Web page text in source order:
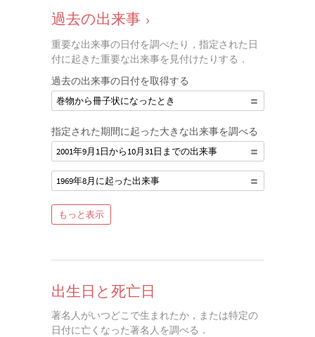
過去の出来事 ›
重要な出来事の日付を調べたり，指定された日
付に起きた重要な出来事を見付けたりする．
過去の出来事の日付を取得する
巻物から冊子状になったとき
指定された期間に起った大きな出来事を調べる
2001年9月1日から10月31日までの出来事
1969年8月に起った出来事
もっと表示
出生日と死亡日
著名人がいつどこで生まれたか，または特定の
日付に亡くなった著名人を調べる．